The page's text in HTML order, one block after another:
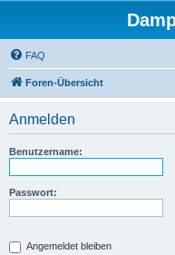
FAQ
Foren-Übersicht
Anmelden
Benutzername:
Passwort:
Angemeldet bleiben